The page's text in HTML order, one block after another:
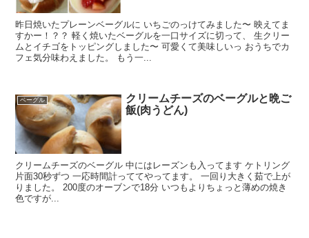
昨日焼いたプレーンベーグルに いちごのっけてみました〜 映えてま
すかー！？？ 軽く焼いたベーグルを一口サイズに切って、 生クリー
ムとイチゴをトッピングしました〜 可愛くて美味しいっ おうちでカ
フェ気分味わえました。 もう一...
ベーグル
クリームチーズのベーグルと晩ご
飯(肉うどん)
クリームチーズのベーグル 中にはレーズンも入ってます ケトリング
片面30秒ずつ 一応時間計っててやってます。 一回り大きく茹で上が
りました。 200度のオーブンで18分 いつもよりちょっと薄めの焼き
色ですが...